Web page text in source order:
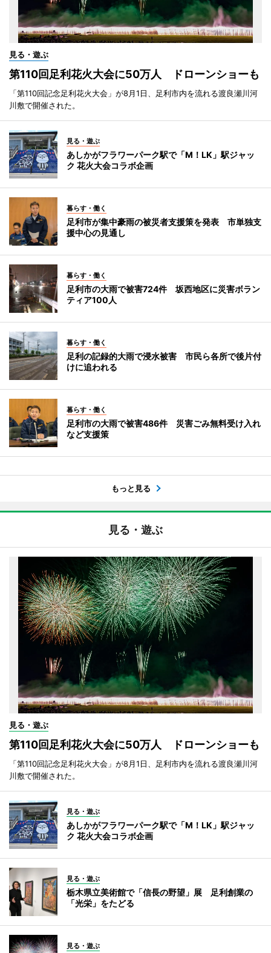
見る・遊ぶ
第110回足利花火大会に50万人 ドローンショーも
「第110回記念足利花火大会」が8月1日、足利市内を流れる渡良瀬川河
川敷で開催された。
見る・遊ぶ
あしかがフラワーパーク駅で「M！LK」駅ジャッ
ク 花火大会コラボ企画
暮らす・働く
足利市が集中豪雨の被災者支援策を発表 市単独支
援中心の見通し
暮らす・働く
足利市の大雨で被害724件 坂西地区に災害ボラン
ティア100人
暮らす・働く
足利の記録的大雨で浸水被害 市民ら各所で後片付
けに追われる
暮らす・働く
足利市の大雨で被害486件 災害ごみ無料受け入れ
など支援策
もっと見る
見る・遊ぶ
見る・遊ぶ
第110回足利花火大会に50万人 ドローンショーも
「第110回記念足利花火大会」が8月1日、足利市内を流れる渡良瀬川河
川敷で開催された。
見る・遊ぶ
あしかがフラワーパーク駅で「M！LK」駅ジャッ
ク 花火大会コラボ企画
見る・遊ぶ
栃木県立美術館で「信長の野望」展 足利創業の
「光栄」をたどる
見る・遊ぶ